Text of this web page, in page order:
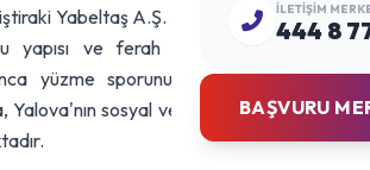
İLETIŞIM
444 8
BAŞVURU
Yabeltaş A.Ş. tarafından işletilen
yapısı ve ferah atmosferiyle yaz
yüzme sporunu sağlıklı yaşamla
Yalova'nın sosyal ve sportif yaşamına